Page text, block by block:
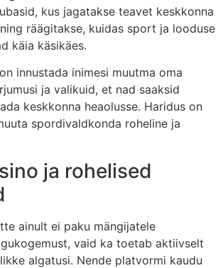
kus jagatakse teavet keskkonna
räägitakse, kuidas sport ja looduse
käia käsikäes.
innustada inimesi muutma oma
ja valikuid, et nad saaksid
keskkonna heaolusse. Haridus on
spordivaldkonda roheline ja
ja rohelised
ainult ei paku mängijatele
vaid ka toetab aktiivselt
algatusi. Nende platvormi kaudu